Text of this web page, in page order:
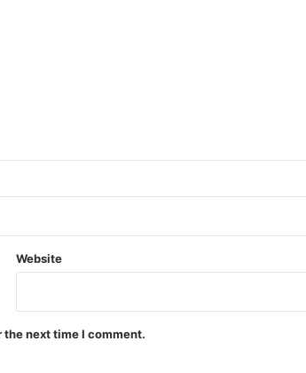
या
त
Website
next time I comment.